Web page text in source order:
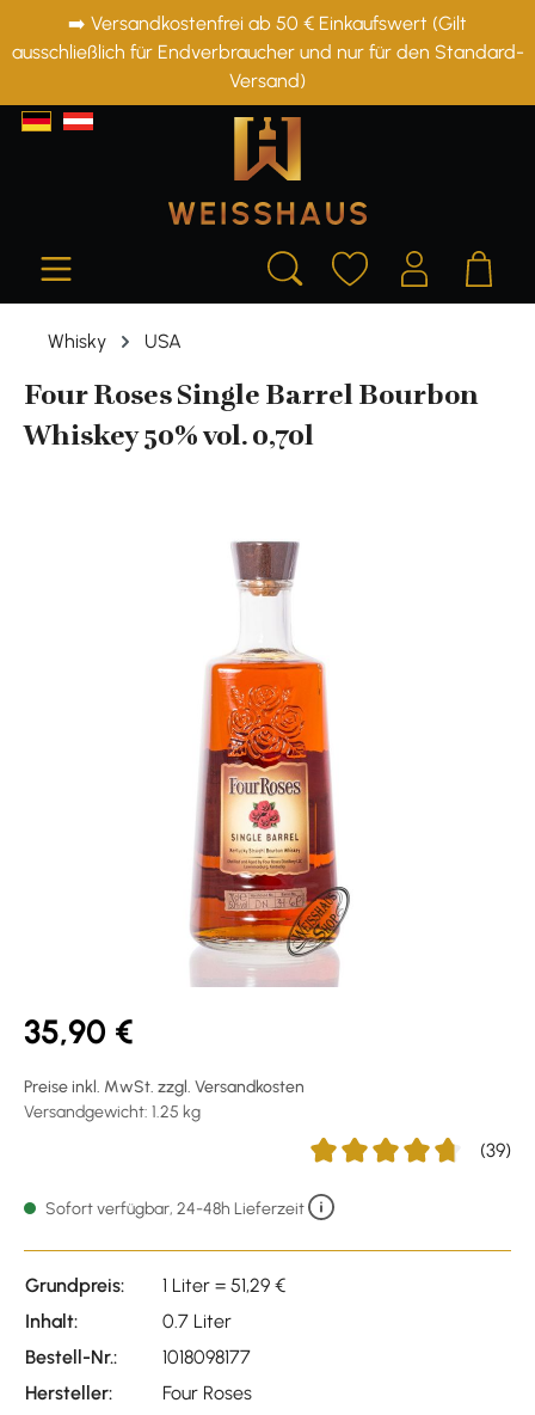
springen
➡️ Versandkostenfrei ab 50 € Einkaufswert (Gilt
ausschließlich für Endverbraucher und nur für den Standard-
Versand)
Whisky USA
Four Roses Single Barrel Bourbon
Whiskey 50% vol. 0,70l
35,90 €
Preise inkl. MwSt. zzgl. Versandkosten
Versandgewicht: 1.25 kg
(39)
Sofort verfügbar, 24-48h Lieferzeit
Grundpreis:
1 Liter = 51,29 €
Inhalt:
0.7 Liter
Bestell-Nr.:
1018098177
Hersteller:
Four Roses